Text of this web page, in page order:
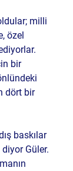
milli
özel
bir
dört bir
baskılar
Güler.